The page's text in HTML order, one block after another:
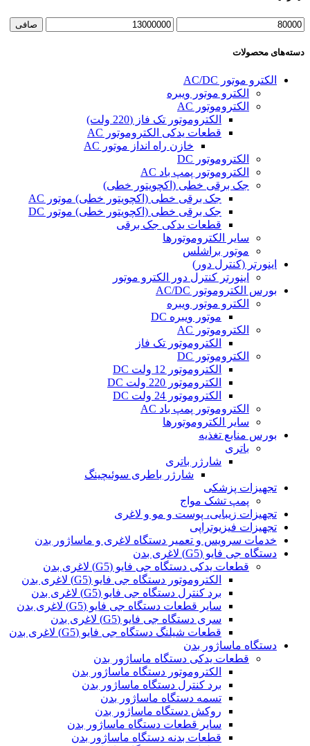
حداقل
حداكثر
صافی
دسته‌های محصولات
الکترو موتور AC/DC
الکترو موتور ویبره
الکتروموتور AC
الکتروموتور تک فاز (220 ولت)
قطعات یدکی الکتروموتور AC
خازن راه انداز موتور AC
الکتروموتور DC
الکتروموتور پمپ باد AC
جک برقی خطی (اکچویتور خطی)
جک برقی خطی (اکچویتور خطی) موتور AC
جک برقی خطی (اکچویتور خطی) موتور DC
قطعات یدکی جک برقی
سایر الکتروموتورها
موتور براشلس
اینورتر (کنترل دور)
اینورتر کنترل دور الکترو موتور
بورس الکتروموتور AC/DC
الکترو موتور ویبره
موتور ویبره DC
الکتروموتور AC
الکتروموتور تک فاز
الکتروموتور DC
الکتروموتور 12 ولت DC
الکتروموتور 220 ولت DC
الکتروموتور 24 ولت DC
الکتروموتور پمپ باد AC
سایر الکتروموتورها
بورس منابع تغذیه
باتری
شارژر باتری
شارژر باطری سوئیچینگ
تجهیزات پزشکی
پمپ تشک مواج
تجهیزات زیبایی، پوست و مو و لاغری
تجهیزات فیزیوتراپی
خدمات سرویس و تعمیر دستگاه لاغری و ماساژور بدن
دستگاه جی فایو (G5) لاغری بدن
قطعات یدکی دستگاه جی فایو (G5) لاغری بدن
الکتروموتور دستگاه جی فایو (G5) لاغری بدن
برد کنترل دستگاه جی فایو (G5) لاغری بدن
سایر قطعات دستگاه جی فایو (G5) لاغری بدن
سری دستگاه جی فایو (G5) لاغری بدن
قطعات شیلنگ دستگاه جی فایو (G5) لاغری بدن
دستگاه ماساژور بدن
قطعات یدکی دستگاه ماساژور بدن
الکتروموتور دستگاه ماساژور بدن
برد کنترل دستگاه ماساژور بدن
تسمه دستگاه ماساژور بدن
روکش دستگاه ماساژور بدن
سایر قطعات دستگاه ماساژور بدن
قطعات بدنه دستگاه ماساژور بدن